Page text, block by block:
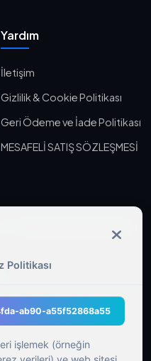
Yardım
İletişim
Gizlilik & Cookie Politikası
Geri Ödeme ve İade Politikası
MESAFELİ SATIŞ SÖZLEŞMESİ
18, 06010 Keçiören/Ankara
Politikası
ab90-a55f52868a55
işlemek (örneğin